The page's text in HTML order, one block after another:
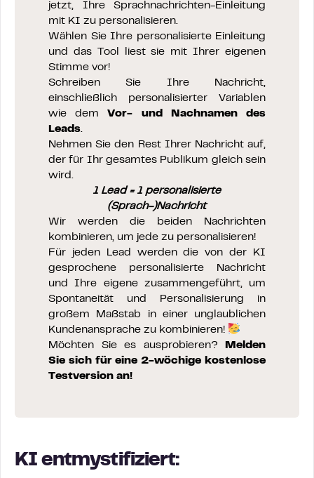
jetzt, Ihre Sprachnachrichten-Einleitung
mit KI zu personalisieren.
Wählen Sie Ihre personalisierte Einleitung
und das Tool liest sie mit Ihrer eigenen
Stimme vor!
Schreiben Sie Ihre Nachricht,
einschließlich personalisierter Variablen
wie demVor- und Nachnamen des
Leads.
Nehmen Sie den Rest Ihrer Nachricht auf,
der für Ihr gesamtes Publikum gleich sein
wird.
1 Lead = 1 personalisierte
(Sprach-)Nachricht
Wir werden die beiden Nachrichten
kombinieren, um jede zu personalisieren!
Für jeden Lead werden die von der KI
gesprochene personalisierte Nachricht
und Ihre eigene zusammengeführt, um
Spontaneität und Personalisierung in
großem Maßstab in einer unglaublichen
Kundenansprache zu kombinieren!
Möchten Sie es ausprobieren?
Melden
Sie sich für eine 2-wöchige kostenlose
Testversion an!
KI entmystifiziert: